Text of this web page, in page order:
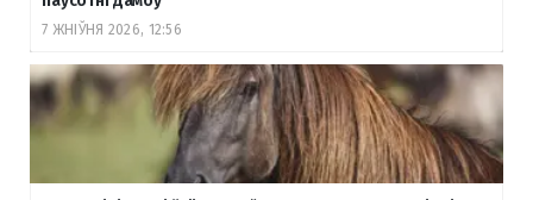
7 ЖНІЎНЯ 2026, 12:56